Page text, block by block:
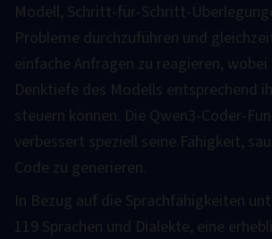
Modell, Schritt-für-Schritt-
Probleme durchzuführen und
einfache Anfragen zu reagieren,
Denktiefe des Modells entsprechend
steuern können. Die Qwen3-Coder-
verbessert speziell seine Fähigkeit,
Code zu generieren.
In Bezug auf die Sprachfähigkeiten
119 Sprachen und Dialekte, eine